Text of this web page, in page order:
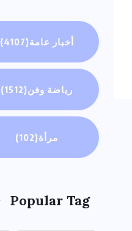
أخبار عامة(4107)
رياضة وفن(1512)
مرأة(102)
Popular Tag